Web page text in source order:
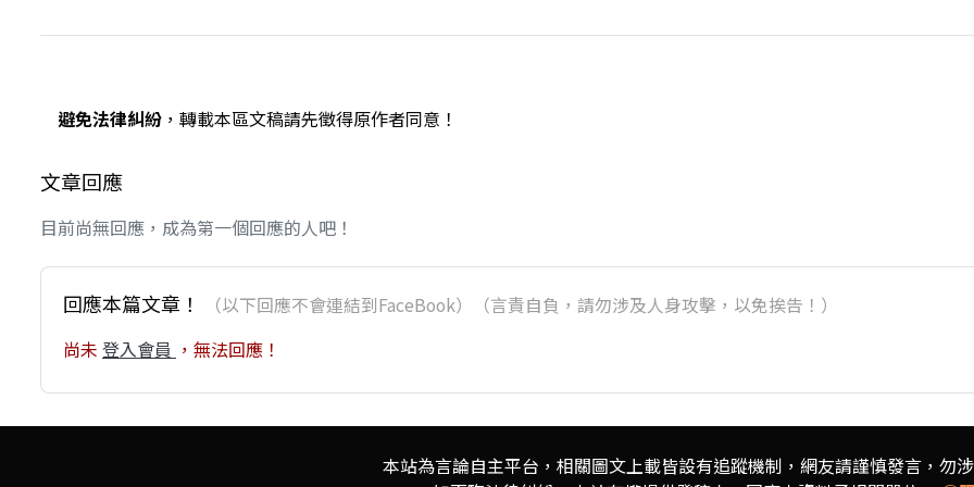
避免法律糾紛 ，轉載本區文稿請先徵得原作者同意！
文章回應
目前尚無回應，成為第一個回應的人吧！
回應本篇文章！ （以下回應不會連結到FaceBook）（言責自負，請勿涉及人身攻擊，以免挨告！）
尚未 登入會員 ，無法回應！
本站為言論自主平台，相關圖文上載皆設有追蹤機制， 網友請謹慎發言，勿